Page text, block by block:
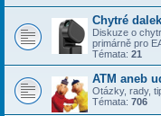
Chytré
Diskuze o
primárně pro
Témata: 21
ATM aneb
Otázky, rady,
Témata: 706